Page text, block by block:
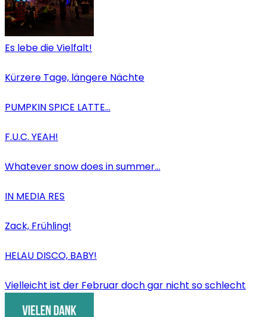
Es lebe die Vielfalt!
Kürzere Tage, längere Nächte
PUMPKIN SPICE LATTE…
F.U.C. YEAH!
Whatever snow does in summer…
IN MEDIA RES
Zack, Frühling!
HELAU DISCO, BABY!
Vielleicht ist der Februar doch gar nicht so schlecht